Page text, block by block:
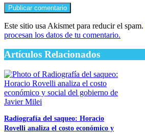
Este sitio usa Akismet para reducir el spam.
procesan los datos de tu comentario.
Artículos Relacionados
Radiografía del saqueo: Horacio
Rovelli analiza el costo económico y